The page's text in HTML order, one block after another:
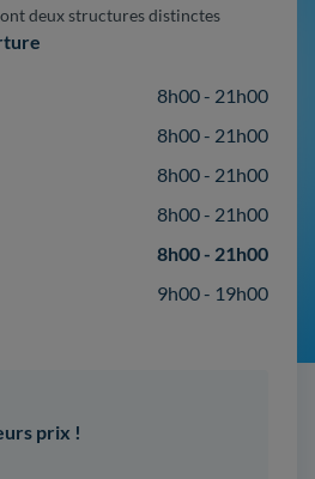
deux structures distinctes
8h00 - 21h00
8h00 - 21h00
8h00 - 21h00
8h00 - 21h00
8h00 - 21h00
9h00 - 19h00
prix !